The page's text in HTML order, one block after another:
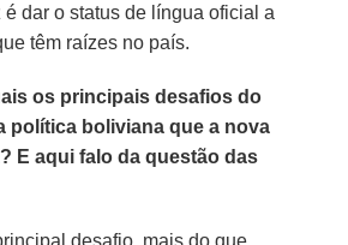
dar o status de língua oficial a
têm raízes no país.
os principais desafios do
política boliviana que a nova
E aqui falo da questão das
desafio, mais do que